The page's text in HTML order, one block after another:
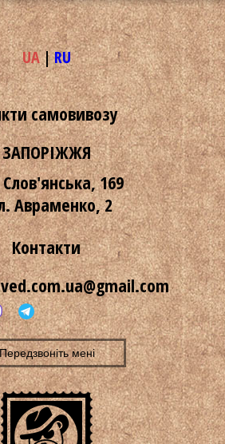
UA|RU
самовивозу
ЗАПОРІЖЖЯ
169
Авраменко, 2
Контакти
мені